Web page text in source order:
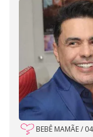
BEBÊ MAMÃE/